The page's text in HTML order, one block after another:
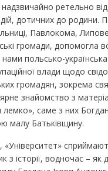
ретельно
дотичних до родини.
Павлокома,
громади, допомогла
польсько-українська
влади щодо
громадян, зокрема
знайомство з
саме з них Богдан
малу Батьківщину.
«Університет»
з історії, водночас – як